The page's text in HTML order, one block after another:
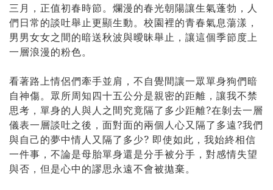
三月，正值初春時節。爛漫的春光朝陽讓生氣蓬勃，人
們日常的談吐舉止更顯生動。校園裡的青春氣息蕩漾，
男男女女之間的暗送秋波與曖昧舉止，讓這個季節度上
一層浪漫的粉色。
看著路上情侶們牽手並肩，不自覺間讓一眾單身狗們暗
自神傷。眾所周知四十五公分是親密的距離，讓我不禁
思考，單身的人與人之間究竟隔了多少距離?在剝去一層
儀表一層談吐之後，面對面的兩個人心又隔了多遠?我們
與自己的夢中情人又隔了多少? 即使如此，我始終相信
一件事，不論是母胎單身還是分手被分手，對感情失望
與否，但是心中的謬思永遠不會被拋棄。